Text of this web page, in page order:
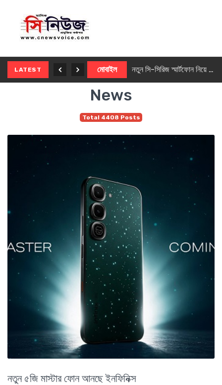
LATEST মোবাইল নতুন সি-সিরিজ স্মার্টফোন নিয়ে আসছে রিয়েলমি
News
Total 4408 Posts
নতুন ৫জি মাস্টার ফোন আনছে ইনফিনিক্স